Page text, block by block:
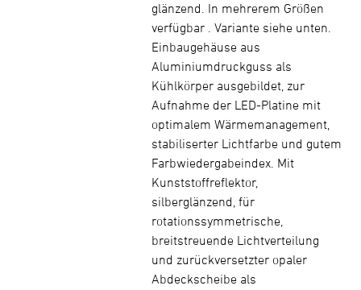
glänzend. In mehrerem Größen
verfügbar . Variante siehe unten.
Einbaugehäuse aus
Aluminiumdruckguss als
Kühlkörper ausgebildet, zur
Aufnahme der LED-Platine mit
optimalem Wärmemanagement,
stabiliserter Lichtfarbe und gutem
Farbwiedergabeindex. Mit
Kunststoffreflektor,
silberglänzend, für
rotationssymmetrische,
breitstreuende Lichtverteilung
und zurückversetzter opaler
Abdeckscheibe als